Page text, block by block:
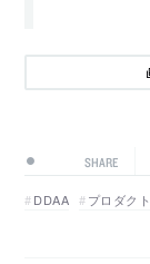
SHARE
DDAA プロダクト